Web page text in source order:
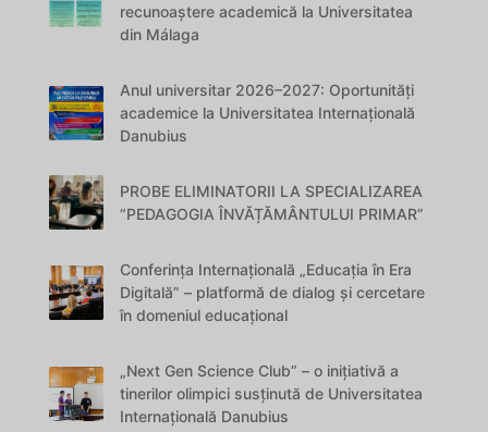
recunoaștere academică la Universitatea
din Málaga
Anul universitar 2026–2027: Oportunități
academice la Universitatea Internațională
Danubius
PROBE ELIMINATORII LA SPECIALIZAREA
“PEDAGOGIA ÎNVĂȚĂMÂNTULUI PRIMAR”
Conferința Internațională „Educația în Era
Digitală” – platformă de dialog și cercetare
în domeniul educațional
„Next Gen Science Club” – o inițiativă a
tinerilor olimpici susținută de Universitatea
Internațională Danubius